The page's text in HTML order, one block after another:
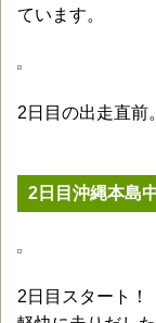
ています。
2日目の出走直前
2日目沖縄本島
2日目スタート！